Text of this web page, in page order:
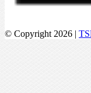
© Copyright 2026 |